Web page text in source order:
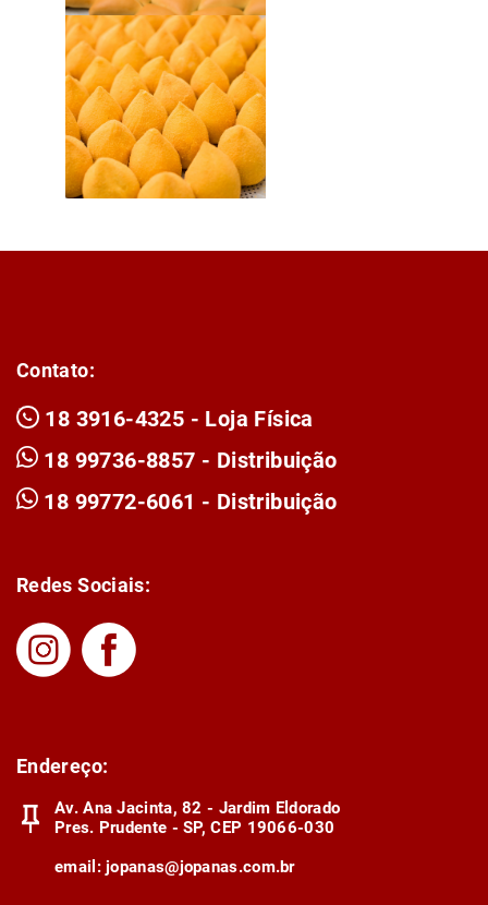
Contato:
18 3916-4325 - Loja Física
18 99736-8857 - Distribuição
18 99772-6061 - Distribuição
Redes Sociais:
Endereço:
Av. Ana Jacinta, 82 - Jardim Eldorado
Pres. Prudente - SP, CEP 19066-030
email:jopanas@jopanas.com.br